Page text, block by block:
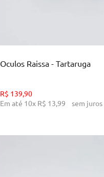
Oculos Raissa - Tartaruga
R$ 139,90
Em até 10x R$ 13,99 sem juros